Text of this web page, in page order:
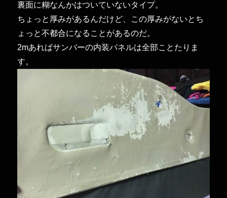
裏面に糊なんかはついていないタイプ。
ちょっと厚みがあるんだけど、この厚みがないとち
ょっと不都合になることがあるのだ。
2mあればサンバーの内装パネルは全部ことたりま
す。